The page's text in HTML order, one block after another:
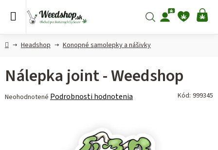
Hľadať
DomovHeadshop Konopné samolepky a nášivky
Nálepka joint - Weedshop
Priemerné
Neohodnotené Podrobnosti hodnotenia Kód: 999345